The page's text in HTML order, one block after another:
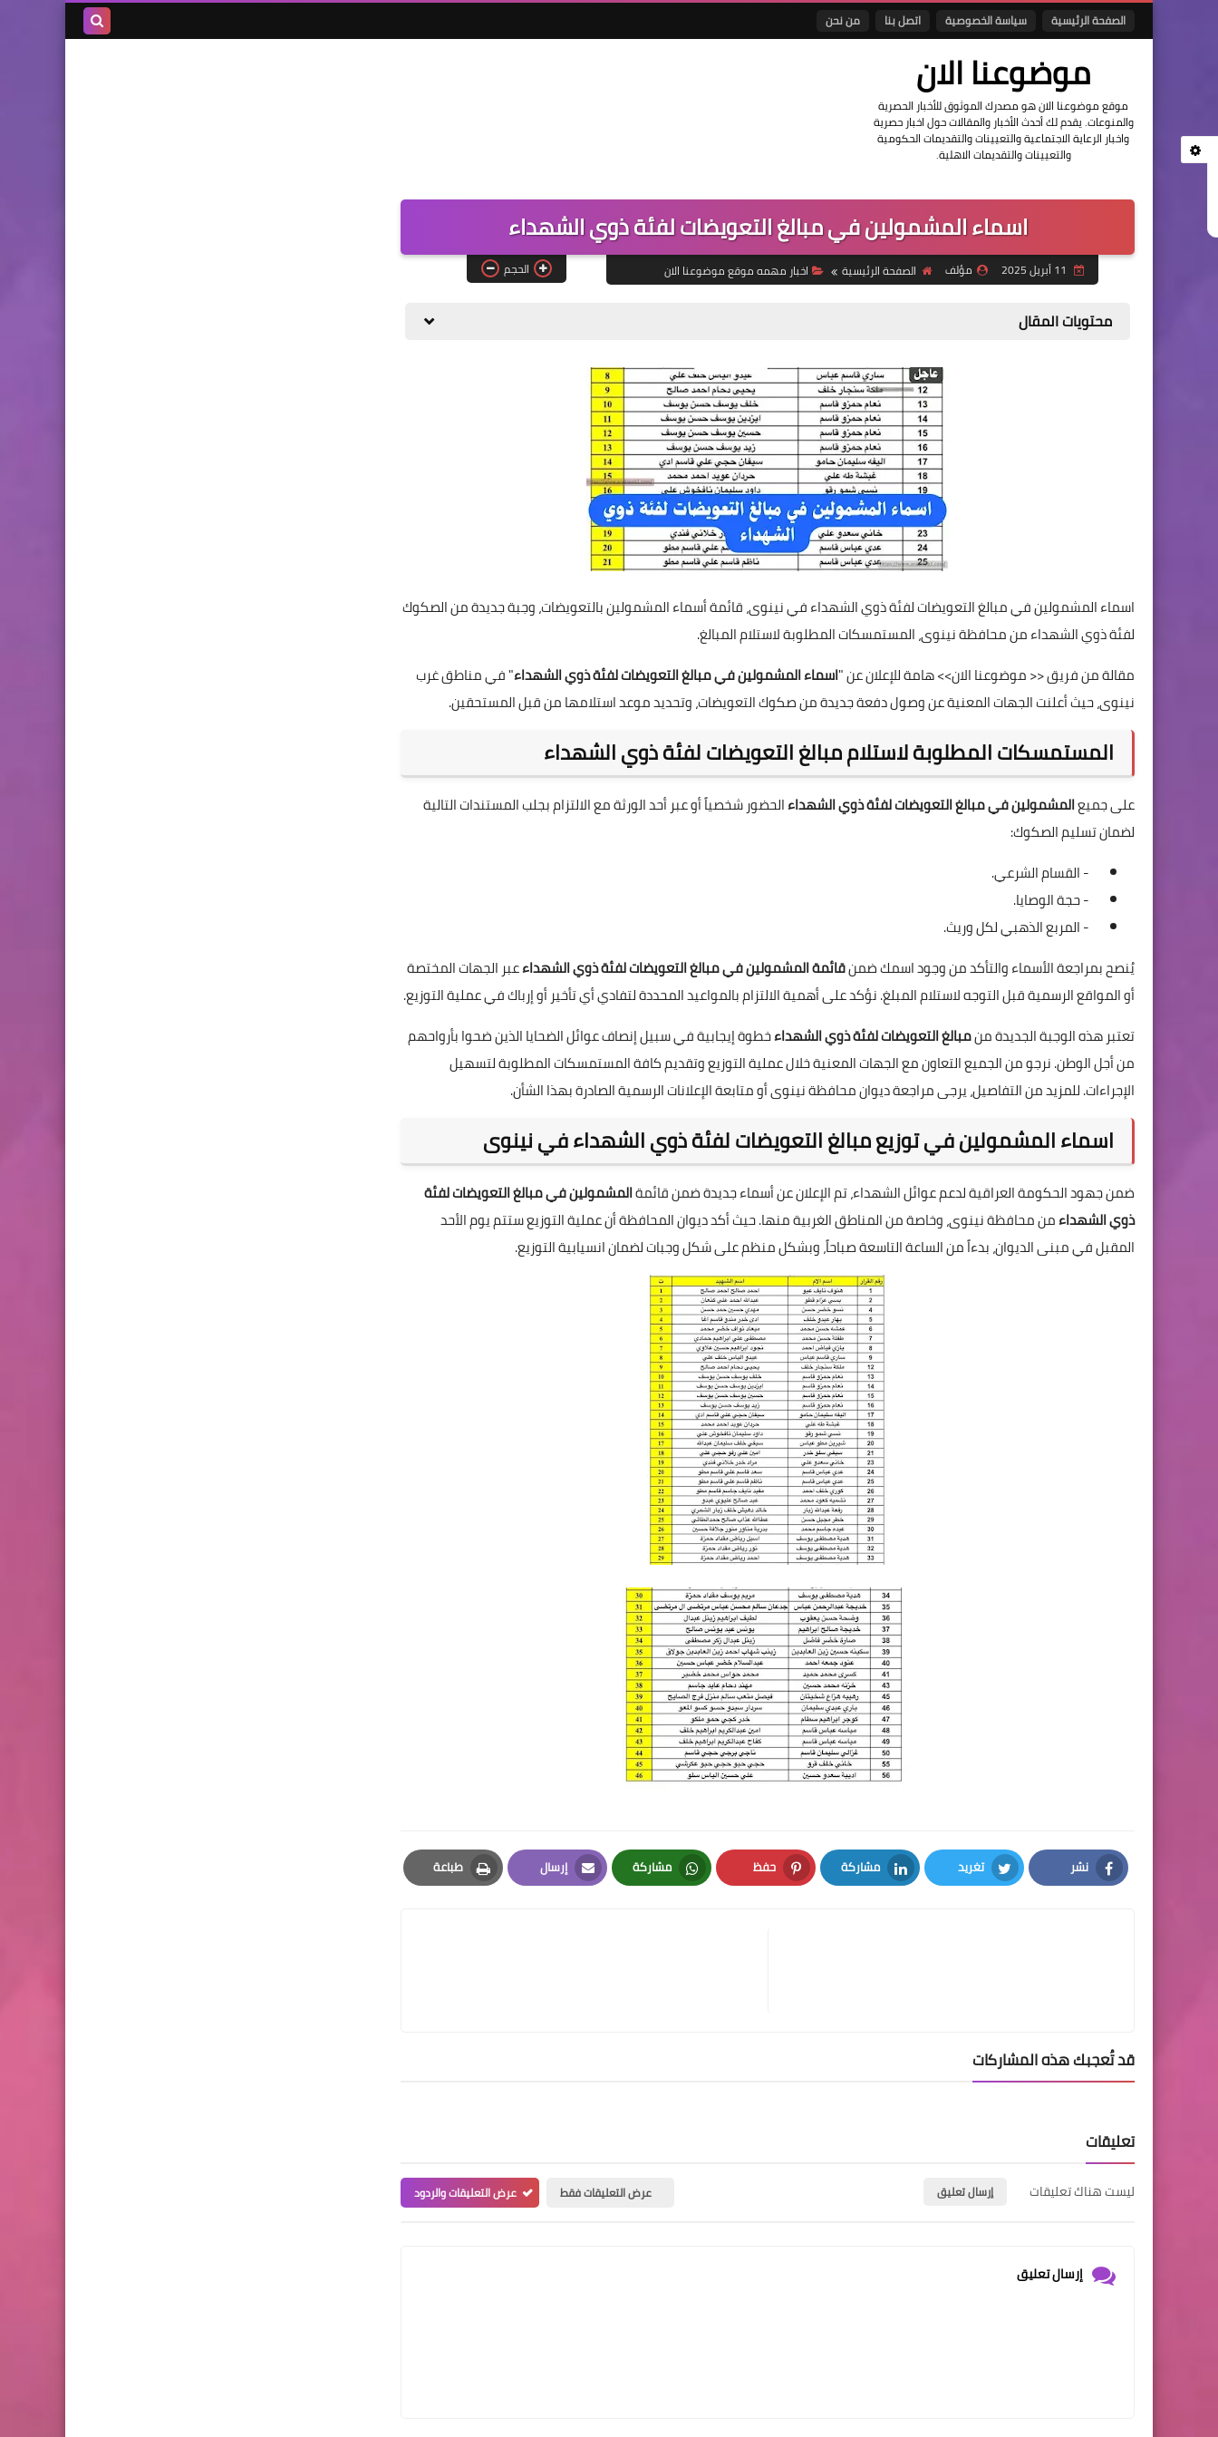
الصفحة الرئيسية سياسة الخصوصية اتصل بنا من نحن
موضوعنا الان
موقع موضوعنا الان هو مصدرك الموثوق للأخبار الحصرية
والمنوعات. يقدم لك أحدث الأخبار والمقالات حول اخبار حصرية
واخبار الرعاية الاجتماعية والتعيينات والتقديمات الحكومية
والتعيينات والتقديمات الاهلية.
اسماء المشمولين في مبالغ التعويضات لفئة ذوي الشهداء
مؤلف الصفحة الرئيسية اخبار مهمه موقع موضوعنا الان الحجم
محتويات المقال
اسماء المشمولين في مبالغ التعويضات لفئة ذوي الشهداء في نينوى، قائمة أسماء المشمولين بالتعويضات، وجبة جديدة من الصكوك
لفئة ذوي الشهداء من محافظة نينوى، المستمسكات المطلوبة لاستلام المبالغ.
مقالة من فريق << موضوعنا الان>> هامة للإعلان عن "اسماء المشمولين في مبالغ التعويضات لفئة ذوي الشهداء" في مناطق غرب
نينوى، حيث أعلنت الجهات المعنية عن وصول دفعة جديدة من صكوك التعويضات، وتحديد موعد استلامها من قبل المستحقين.
المستمسكات المطلوبة لاستلام مبالغ التعويضات لفئة ذوي الشهداء
على جميعالمشمولين في مبالغ التعويضات لفئة ذوي الشهداءالحضور شخصياً أو عبر أحد الورثة مع الالتزام بجلب المستندات التالية
لضمان تسليم الصكوك:
- القسام الشرعي.
- حجة الوصايا.
- المربع الذهبي لكل وريث.
يُنصح بمراجعة الأسماء والتأكد من وجود اسمك ضمنقائمة المشمولين في مبالغ التعويضات لفئة ذوي الشهداءعبر الجهات المختصة
أو المواقع الرسمية قبل التوجه لاستلام المبلغ. نؤكد على أهمية الالتزام بالمواعيد المحددة لتفادي أي تأخير أو إرباك في عملية التوزيع.
تعتبر هذه الوجبة الجديدة منمبالغ التعويضات لفئة ذوي الشهداءخطوة إيجابية في سبيل إنصاف عوائل الضحايا الذين ضحوا بأرواحهم
من أجل الوطن. نرجو من الجميع التعاون مع الجهات المعنية خلال عملية التوزيع وتقديم كافة المستمسكات المطلوبة لتسهيل
الإجراءات. للمزيد من التفاصيل، يرجى مراجعة ديوان محافظة نينوى أو متابعة الإعلانات الرسمية الصادرة بهذا الشأن.
اسماء المشمولين في توزيع مبالغ التعويضات لفئة ذوي الشهداء في نينوى
ضمن جهود الحكومة العراقية لدعم عوائل الشهداء، تم الإعلان عن أسماء جديدة ضمن قائمةالمشمولين في مبالغ التعويضات لفئة
ذوي الشهداءمن محافظة نينوى، وخاصة من المناطق الغربية منها. حيث أكد ديوان المحافظة أن عملية التوزيع ستتم يوم الأحد
المقبل في مبنى الديوان، بدءاً من الساعة التاسعة صباحاً، وبشكل منظم على شكل وجبات لضمان انسيابية التوزيع.
نشر
Facebook
تغريد
Twitter
مشاركة
LinkedIn
حفظ
Pinterest
مشاركة
Whatsapp
إرسال
Email
طباعة
Print
قد تُعجبك هذه المشاركات
تعليقات
ليست هناك تعليقات إرسال تعليق عرض التعليقات فقط عرض التعليقات والردود
إرسال تعليق